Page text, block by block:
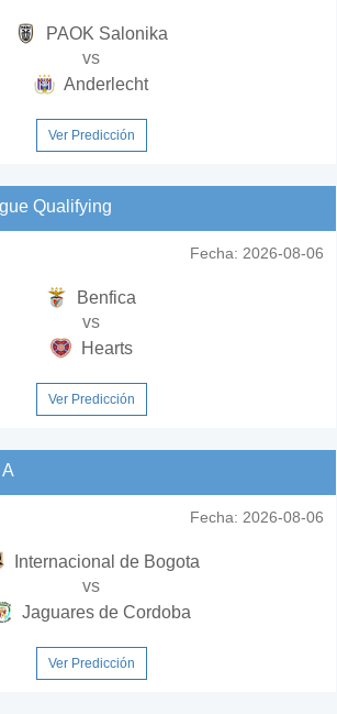
PAOK Salonika
vs
Anderlecht
Ver Predicción
Qualifying
Fecha: 2026-08-06
Benfica
vs
Hearts
Ver Predicción
Fecha: 2026-08-06
Internacional de Bogota
vs
Jaguares de Cordoba
Ver Predicción